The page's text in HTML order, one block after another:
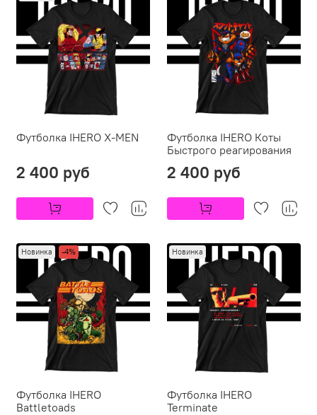
Футболка IHERO X-MEN
2 400 руб
Футболка IHERO Коты
Быстрого реагирования
2 400 руб
Новинка -4%
Футболка IHERO
Battletoads
Новинка
Футболка IHERO
Terminate